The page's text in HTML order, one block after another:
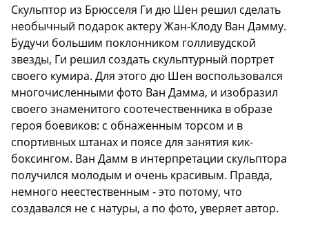
Скульптор из Брюсселя Ги дю Шен решил сделать
необычный подарок актеру Жан-Клоду Ван Дамму.
Будучи большим поклонником голливудской
звезды, Ги решил создать скульптурный портрет
своего кумира. Для этого дю Шен воспользовался
многочисленными фото Ван Дамма, и изобразил
своего знаменитого соотечественника в образе
героя боевиков: с обнаженным торсом и в
спортивных штанах и поясе для занятия кик-
боксингом. Ван Дамм в интерпретации скульптора
получился молодым и очень красивым. Правда,
немного неестественным - это потому, что
создавался не с натуры, а по фото, уверяет автор.